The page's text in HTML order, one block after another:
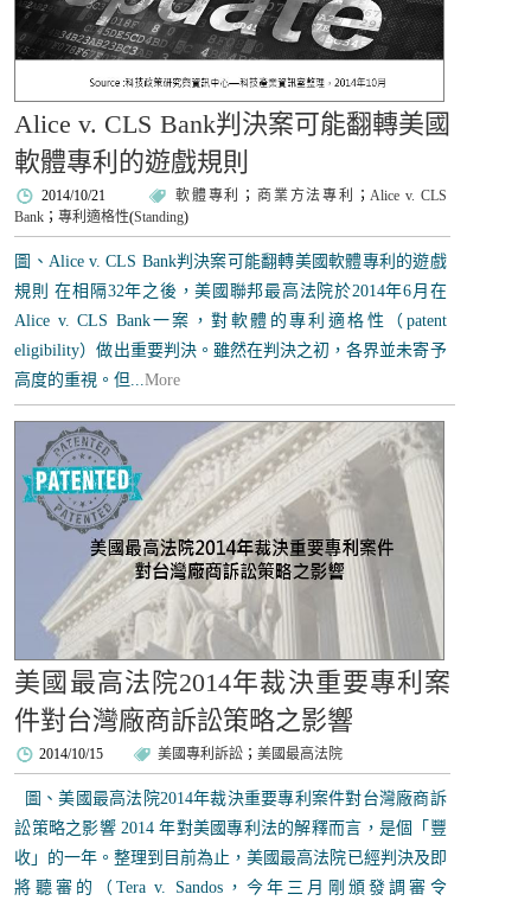
Alice v. CLS Bank判決案可能翻轉美國
軟體專利的遊戲規則
2014/10/21 軟體專利 ； 商業方法專利 ； Alice v. CLS
Bank ；專利適格性(Standing)
圖、Alice v. CLS Bank判決案可能翻轉美國軟體專利的遊戲
規則 在相隔32年之後，美國聯邦最高法院於2014年6月在
Alice v. CLS Bank一案，對軟體的專利適格性（patent
eligibility）做出重要判決。雖然在判決之初，各界並未寄予
高度的重視。但...More
美國最高法院2014年裁決重要專利案
件對台灣廠商訴訟策略之影響
2014/10/15 美國專利訴訟 ；美國最高法院
圖、美國最高法院2014年裁決重要專利案件對台灣廠商訴
訟策略之影響 2014 年對美國專利法的解釋而言，是個「豐
收」的一年。整理到目前為止，美國最高法院已經判決及即
將聽審的（Tera v. Sandos，今年三月剛頒發調審令